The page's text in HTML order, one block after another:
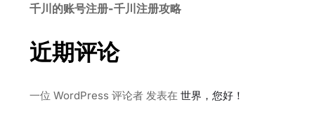
千川的账号注册-千川注册攻略
近期评论
一位 WordPress 评论者 发表在 世界，您好！